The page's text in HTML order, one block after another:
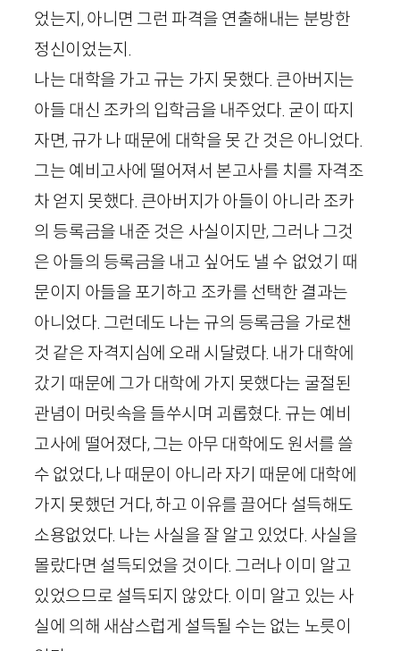
었는지, 아니면 그런 파격을 연출해내는 분방한
정신이었는지.
나는 대학을 가고 규는 가지 못했다. 큰아버지는
아들 대신 조카의 입학금을 내주었다. 굳이 따지
자면, 규가 나 때문에 대학을 못 간 것은 아니었다.
그는 예비고사에 떨어져서 본고사를 치를 자격조
차 얻지 못했다. 큰아버지가 아들이 아니라 조카
의 등록금을 내준 것은 사실이지만, 그러나 그것
은 아들의 등록금을 내고 싶어도 낼 수 없었기 때
문이지 아들을 포기하고 조카를 선택한 결과는
아니었다. 그런데도 나는 규의 등록금을 가로챈
것 같은 자격지심에 오래 시달렸다. 내가 대학에
갔기 때문에 그가 대학에 가지 못했다는 굴절된
관념이 머릿속을 들쑤시며 괴롭혔다. 규는 예비
고사에 떨어졌다, 그는 아무 대학에도 원서를 쓸
수 없었다, 나 때문이 아니라 자기 때문에 대학에
가지 못했던 거다, 하고 이유를 끌어다 설득해도
소용없었다. 나는 사실을 잘 알고 있었다. 사실을
몰랐다면 설득되었을 것이다. 그러나 이미 알고
있었으므로 설득되지 않았다. 이미 알고 있는 사
실에 의해 새삼스럽게 설득될 수는 없는 노릇이